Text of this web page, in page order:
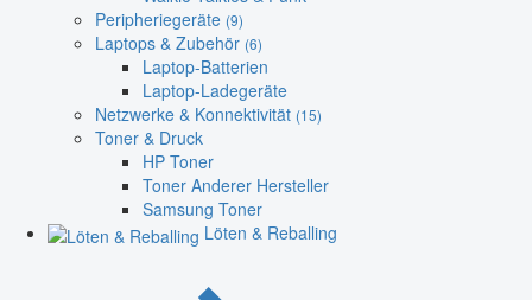
Peripheriegeräte (9)
Laptops & Zubehör (6)
Laptop-Batterien
Laptop-Ladegeräte
Netzwerke & Konnektivität (15)
Toner & Druck
HP Toner
Toner Anderer Hersteller
Samsung Toner
Löten & Reballing